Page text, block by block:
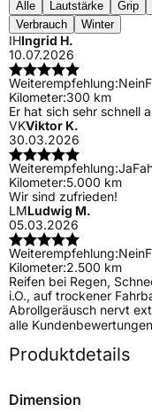
Alle Lautstärke Grip
Verbrauch
Winter
IHIngrid H.
10.07.2026
Weiterempfehlung:Nein
Kilometer:300 km
Er hat sich sehr schnell
VKViktor K.
30.03.2026
Weiterempfehlung:Ja
Kilometer:5.000 km
Wir sind zufrieden!
LMLudwig M.
05.03.2026
Weiterempfehlung:Nein
Kilometer:2.500 km
Reifen bei Regen,
i.O., auf trockener
Abrollgeräusch nervt
alle
Produktdetails
Dimension